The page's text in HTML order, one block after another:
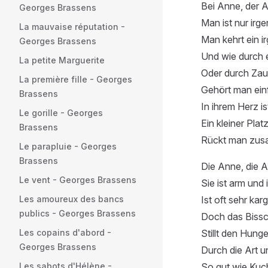
Georges Brassens
La mauvaise réputation -
Georges Brassens
La petite Marguerite
La première fille - Georges
Brassens
Le gorille - Georges
Brassens
Le parapluie - Georges
Brassens
Le vent - Georges Brassens
Les amoureux des bancs
publics - Georges Brassens
Les copains d'abord -
Georges Brassens
Les sabots d'Hélène -
Bei Anne, der
Man ist nur
Man kehrt ein
Und wie durch
Oder durch
Gehört man
In ihrem Herz
Ein kleiner
Rückt man
Die Anne, die
Sie ist arm und
Ist oft sehr
Doch das
Stillt den
Durch die Art